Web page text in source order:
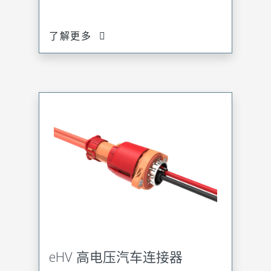
了解更多
eHV 高电压汽车连接器